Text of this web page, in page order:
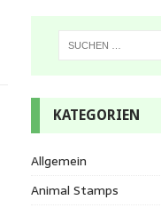
KATEGORIEN
Allgemein
Animal Stamps